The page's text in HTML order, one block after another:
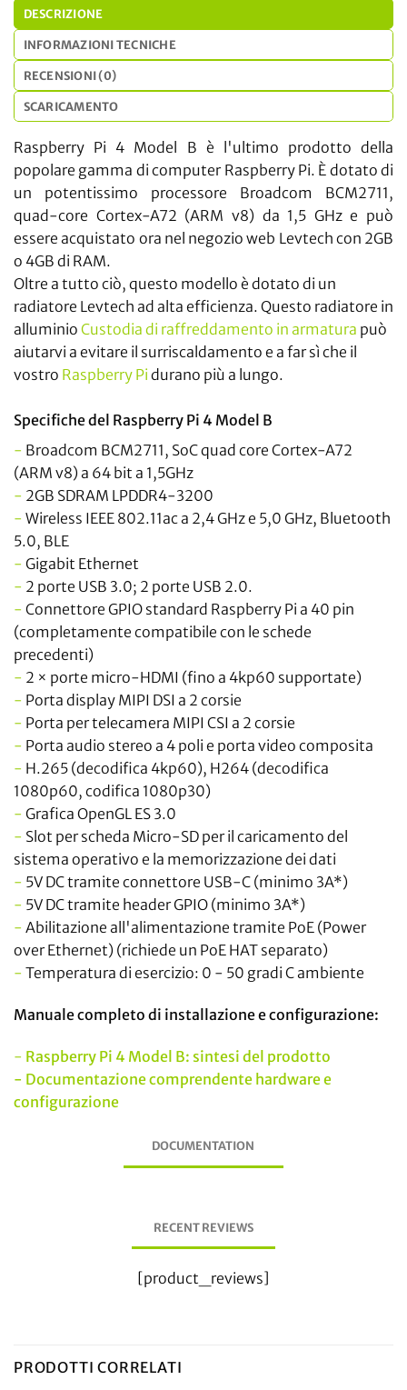
DESCRIZIONE
INFORMAZIONI TECNICHE
RECENSIONI (0)
SCARICAMENTO
Raspberry Pi 4 Model B è l'ultimo prodotto della
popolare gamma di computer Raspberry Pi. È dotato di
un potentissimo processore Broadcom BCM2711,
quad-core Cortex-A72 (ARM v8) da 1,5 GHz e può
essere acquistato ora nel negozio web Levtech con 2GB
o 4GB di RAM.
Oltre a tutto ciò, questo modello è dotato di un
radiatore Levtech ad alta efficienza. Questo radiatore in
alluminio Custodia di raffreddamento in armatura può
aiutarvi a evitare il surriscaldamento e a far sì che il
vostro Raspberry Pi durano più a lungo.
Specifiche del Raspberry Pi 4 Model B
- Broadcom BCM2711, SoC quad core Cortex-A72
(ARM v8) a 64 bit a 1,5GHz
- 2GB SDRAM LPDDR4-3200
- Wireless IEEE 802.11ac a 2,4 GHz e 5,0 GHz, Bluetooth
5.0, BLE
- Gigabit Ethernet
- 2 porte USB 3.0; 2 porte USB 2.0.
- Connettore GPIO standard Raspberry Pi a 40 pin
(completamente compatibile con le schede
precedenti)
- 2 × porte micro-HDMI (fino a 4kp60 supportate)
- Porta display MIPI DSI a 2 corsie
- Porta per telecamera MIPI CSI a 2 corsie
- Porta audio stereo a 4 poli e porta video composita
- H.265 (decodifica 4kp60), H264 (decodifica
1080p60, codifica 1080p30)
- Grafica OpenGL ES 3.0
- Slot per scheda Micro-SD per il caricamento del
sistema operativo e la memorizzazione dei dati
- 5V DC tramite connettore USB-C (minimo 3A*)
- 5V DC tramite header GPIO (minimo 3A*)
- Abilitazione all'alimentazione tramite PoE (Power
over Ethernet) (richiede un PoE HAT separato)
- Temperatura di esercizio: 0 - 50 gradi C ambiente
Manuale completo di installazione e configurazione:
- Raspberry Pi 4 Model B: sintesi del prodotto
- Documentazione comprendente hardware e
configurazione
DOCUMENTATION
RECENT REVIEWS
[product_reviews]
PRODOTTI CORRELATI